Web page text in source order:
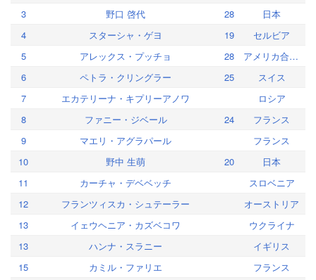
3
野口 啓代 28
日本
4
スターシャ・ゲヨ 19
セルビア
5
アレックス・プッチョ 28
アメリカ合衆国
6
ペトラ・クリングラー 25
スイス
7
エカテリーナ・キプリーアノワ
ロシア
8
ファニー・ジベール 24
フランス
9
マエリ・アグラパール
フランス
10
野中 生萌 20
日本
11
カーチャ・デベベッチ
スロベニア
12
フランツィスカ・シュテーラー
オーストリア
13
イェウヘニア・カズベコワ
ウクライナ
13
ハンナ・スラニー
イギリス
15
カミル・ファリエ
フランス